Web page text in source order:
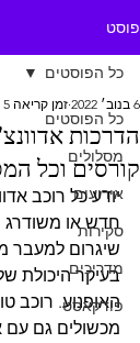
פוסט
כל הפוסטים
מסלולים
אירועים
סקירות
מדריכים
פודקאסט
כל הפוסטים
הדרכות
קורסים וכל
6 בנוב׳ 2022 זמן קריאה 5 דקות
יודע כל רוכב
חדש או משודרג
שיגרום למעבר
בעיקר היכולת
האופנוע. רוכב
מכשולים גם עם